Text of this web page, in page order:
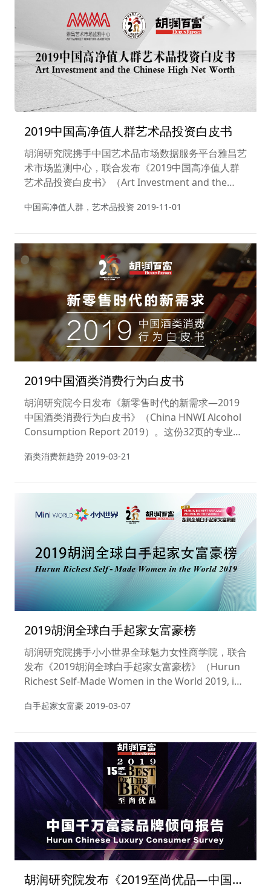
2019中国高净值人群艺术品投资白皮书
胡润研究院携手中国艺术品市场数据服务平台雅昌艺
术市场监测中心，联合发布《2019中国高净值人群
艺术品投资白皮书》（Art Investment and the
中国高净值人群，艺术品投资 2019-11-01
2019中国酒类消费行为白皮书
胡润研究院今日发布《新零售时代的新需求—2019
中国酒类消费行为白皮书》（China HNWI Alcohol
Consumption Report 2019）。这份32页的专业报
趋势、他们的酒类消费行为特征，以及对新零售的认
酒类消费新趋势 2019-03-21
2019胡润全球白手起家女富豪榜
胡润研究院携手小小世界全球魅力女性商学院，联合
发布《2019胡润全球白手起家女富豪榜》（Hurun
Richest Self-Made Women in the World 2019, in
白手起家的十亿美金女富豪。
白手起家女富豪 2019-03-07
胡润研究院发布《2019至尚优品—中国千